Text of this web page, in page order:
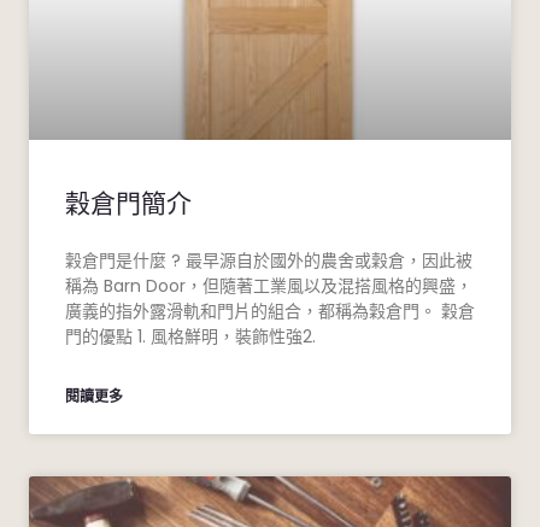
穀倉門簡介
穀倉門是什麼 ? 最早源自於國外的農舍或穀倉，因此被
稱為 Barn Door，但隨著工業風以及混搭風格的興盛，
廣義的指外露滑軌和門片的組合，都稱為穀倉門。 穀倉
門的優點 1. 風格鮮明，裝飾性強2.
閱讀更多